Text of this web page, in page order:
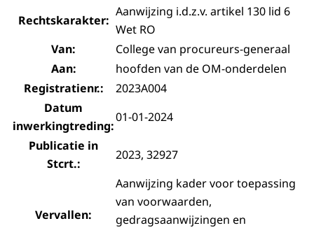
Rechtskarakter:
Aanwijzing i.d.z.v. artikel 130 lid 6
Wet RO
Van:
College van procureurs-generaal
Aan:
hoofden van de OM-onderdelen
Registratienr.:
2023A004
Datum
inwerkingtreding:
01-01-2024
Publicatie in
Stcrt.:
2023, 32927
Vervallen:
Aanwijzing kader voor toepassing
van voorwaarden,
gedragsaanwijzingen en